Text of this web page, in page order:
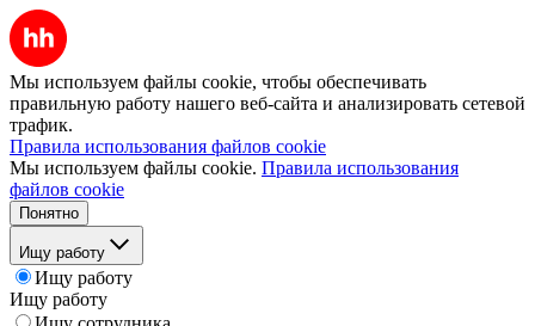
Мы используем файлы cookie, чтобы обеспечивать
правильную работу нашего веб-сайта и анализировать сетевой
трафик.
Правила использования файлов cookie
Мы используем файлы cookie. Правила использования
файлов cookie
Понятно
Ищу работу
Ищу работу
Ищу работу